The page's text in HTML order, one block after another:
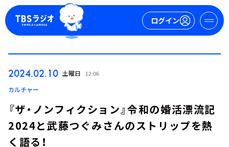
ログイン
2024.02.10 土曜日 12:06
カルチャー
『ザ・ノンフィクション』令和の婚活漂流記
2024と武藤つぐみさんのストリップを熱
く語る！